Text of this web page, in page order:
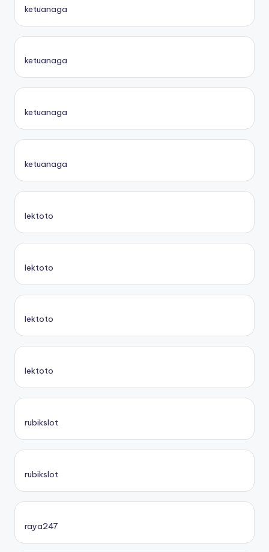
ketuanaga
ketuanaga
ketuanaga
ketuanaga
lektoto
lektoto
lektoto
lektoto
rubikslot
rubikslot
raya247